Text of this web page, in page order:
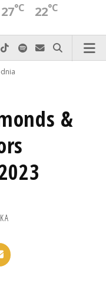
27°C 22°C
do nas zadzwoń
na Facebook-u
nas na X
Odwiedź nas na Instagram-ie
Odwiedź nas na TikTok-u
Szukaj nas na Spotify
Wyślij do nas
Szukaj
&